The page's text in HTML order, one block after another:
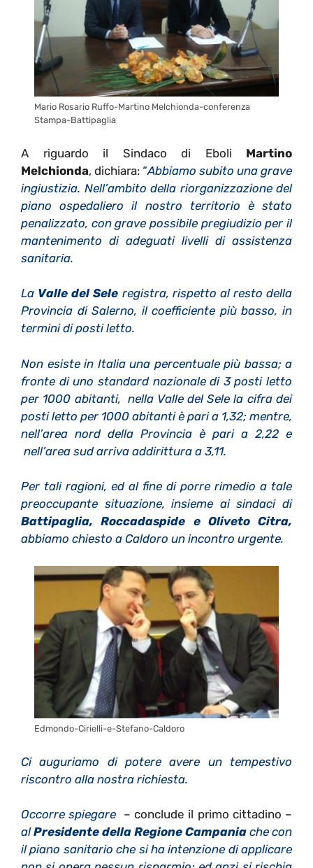
Mario Rosario Ruffo-Martino Melchionda-conferenza
Stampa-Battipaglia
A riguardo il Sindaco di Eboli Martino
Melchionda, dichiara: “Abbiamo subito una grave
ingiustizia. Nell’ambito della riorganizzazione del
piano ospedaliero il nostro territorio èstato
penalizzato, con grave possibile pregiudizio per il
mantenimento di adeguati livelli di assistenza
sanitaria.
La Valle del Sele registra, rispetto al resto della
Provincia di Salerno, il coefficiente piùbasso, in
termini di posti letto.
Non esiste in Italia una percentuale più bassa; a
fronte di uno standard nazionale di 3 posti letto
per 1000 abitanti, nella Valle del Sele la cifra dei
posti letto per 1000 abitantiè pari a 1,32; mentre,
nell’area nord della Provincia è pari a 2,22 e
nell’area sud arriva addirittura a 3,11.
Per tali ragioni, ed al fine di porre rimedio a tale
preoccupante situazione, insieme ai sindaci di
Battipaglia, Roccadaspide e Oliveto Citra,
abbiamo chiesto a Caldoro un incontro urgente.
Edmondo-Cirielli-e-Stefano-Caldoro
Ci auguriamo di potere avere un tempestivo
riscontro alla nostra richiesta.
Occorre spiegare – conclude il primo cittadino –
alPresidente della Regione Campania che con
il piano sanitario che si ha intenzione di applicare